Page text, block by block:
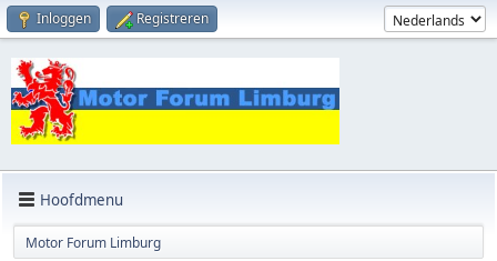
Inloggen Registreren
Hoofdmenu
Motor Forum Limburg